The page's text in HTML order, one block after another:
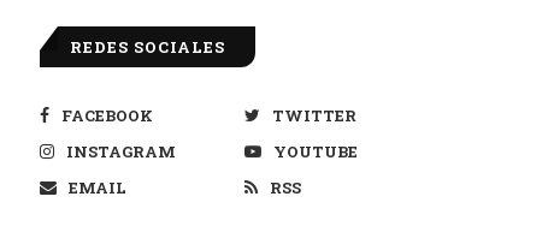
REDES SOCIALES
FACEBOOK
TWITTER
INSTAGRAM
YOUTUBE
EMAIL
RSS